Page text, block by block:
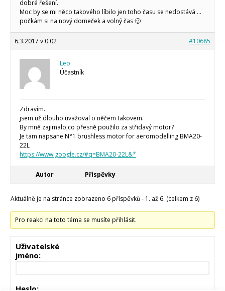
dobré řešení.
Moc by se mi něco takového líbilo jen toho času se nedostává …
počkám si na nový domeček a volný čas 🙂
6.3.2017 v 0:02 #10685
Leo
Účastník
Zdravím.
jsem už dlouho uvažoval o něčem takovem.
By mně zajimalo,co přesně použilo za střidavý motor?
Je tam napsane N°1 brushless motor for aeromodelling BMA20-
22L
https://www.google.cz/#q=BMA20-22L&*
Autor Příspěvky
Aktuálně je na stránce zobrazeno 6 příspěvků - 1. až 6. (celkem z 6)
Pro reakci na toto téma se musíte přihlásit.
Uživatelské
jméno:
Heslo: